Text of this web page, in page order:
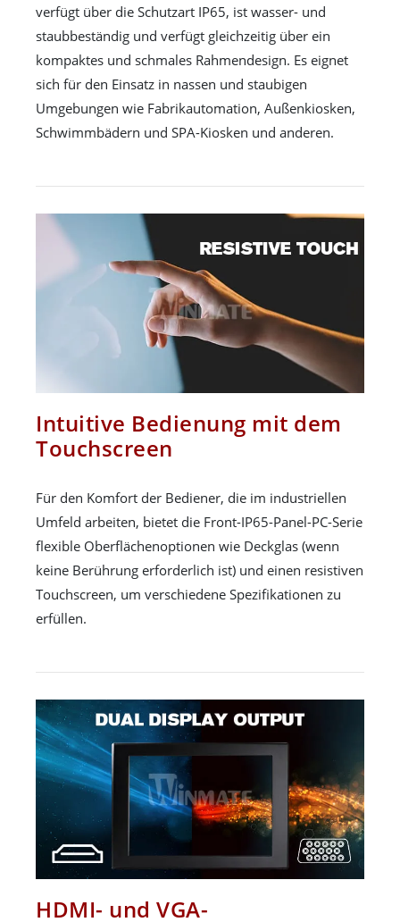
verfügt über die Schutzart IP65, ist wasser- und
staubbeständig und verfügt gleichzeitig über ein
kompaktes und schmales Rahmendesign. Es eignet
sich für den Einsatz in nassen und staubigen
Umgebungen wie Fabrikautomation, Außenkiosken,
Schwimmbädern und SPA-Kiosken und anderen.
Intuitive Bedienung mit dem
Touchscreen
Für den Komfort der Bediener, die im industriellen
Umfeld arbeiten, bietet die Front-IP65-Panel-PC-Serie
flexible Oberflächenoptionen wie Deckglas (wenn
keine Berührung erforderlich ist) und einen resistiven
Touchscreen, um verschiedene Spezifikationen zu
erfüllen.
HDMI- und VGA-